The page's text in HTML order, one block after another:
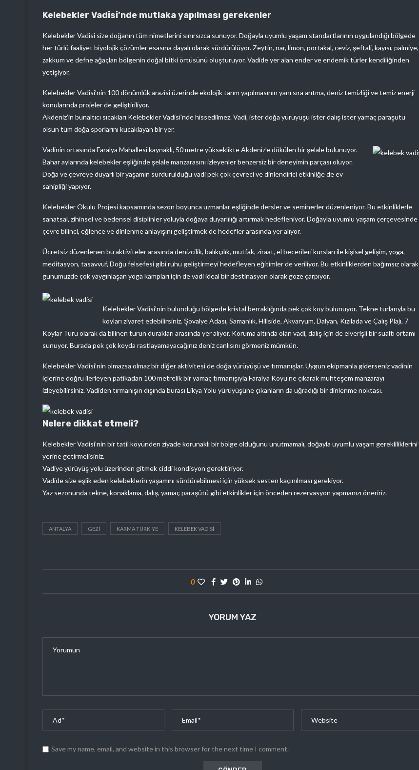
Kelebekler Vadisi’nde mutlaka yapılması gerekenler
Kelebekler Vadisi size doğanın tüm nimetlerini sınırsızca sunuyor. Doğayla uyumlu yaşam standartlarının uygulandığı bölgede
her türlü faaliyet biyolojik çözümler esasına dayalı olarak sürdürülüyor. Zeytin, nar, limon, portakal, ceviz, şeftali, kayısı, palmiye,
zakkum ve defne ağaçları bölgenin doğal bitki örtüsünü oluşturuyor. Vadide yer alan ender ve endemik türler kendiliğinden
yetişiyor.
Kelebekler Vadisi’nin 100 dönümlük arazisi üzerinde ekolojik tarım yapılmasının yanı sıra arıtma, deniz temizliği ve temiz enerji
konularında projeler de geliştiriliyor.
Akdeniz’in bunaltıcı sıcakları Kelebekler Vadisi’nde hissedilmez. Vadi, ister doğa yürüyüşü ister dalış ister yamaç paraşütü
olsun tüm doğa sporlarını kucaklayan bir yer.
Vadinin ortasında Faralya Mahallesi kaynaklı, 50 metre yükseklikte Akdeniz’e dökülen bir şelale bulunuyor.
Bahar aylarında kelebekler eşliğinde şelale manzarasını izleyenler benzersiz bir deneyimin parçası oluyor.
Doğa ve çevreye duyarlı bir yaşamın sürdürüldüğü vadi pek çok çevreci ve dinlendirici etkinliğe de ev
sahipliği yapıyor.
Kelebekler Okulu Projesi kapsamında sezon boyunca uzmanlar eşliğinde dersler ve seminerler düzenleniyor. Bu etkinliklerle
sanatsal, zihinsel ve bedensel disiplinler yoluyla doğaya duyarlılığı artırmak hedefleniyor. Doğayla uyumlu yaşam çerçevesinde
çevre bilinci, eğlence ve dinlenme anlayışını geliştirmek de hedefler arasında yer alıyor.
Ücretsiz düzenlenen bu aktiviteler arasında denizcilik, balıkçılık, mutfak, ziraat, el becerileri kursları ile kişisel gelişim, yoga,
meditasyon, tasavvuf, Doğu felsefesi gibi ruhu geliştirmeyi hedefleyen eğitimler de veriliyor. Bu etkinliklerden bağımsız olarak
günümüzde çok yaygınlaşan yoga kampları için de vadi ideal bir destinasyon olarak göze çarpıyor.
Kelebekler Vadisi’nin bulunduğu bölgede kristal berraklığında pek çok koy bulunuyor. Tekne turlarıyla bu
koyları ziyaret edebilirsiniz. Şövalye Adası, Samanlık, Hillside, Akvaryum, Dalyan, Kızılada ve Çalış Plajı, 7
Koylar Turu olarak da bilinen turun durakları arasında yer alıyor. Koruma altında olan vadi, dalış için de elverişli bir sualtı ortamı
sunuyor. Burada pek çok koyda rastlayamayacağınız deniz canlısını görmeniz mümkün.
Kelebekler Vadisi’nin olmazsa olmaz bir diğer aktivitesi de doğa yürüyüşü ve tırmanışlar. Uygun ekipmanla giderseniz vadinin
içlerine doğru ilerleyen patikadan 100 metrelik bir yamaç tırmanışıyla Faralya Köyü’ne çıkarak muhteşem manzarayı
izleyebilirsiniz. Vadiden tırmanışın dışında burası Likya Yolu yürüyüşüne çıkanların da uğradığı bir dinlenme noktası.
Nelere dikkat etmeli?
Kelebekler Vadisi’nin bir tatil köyünden ziyade korunaklı bir bölge olduğunu unutmamalı, doğayla uyumlu yaşam gerekliliklerini
yerine getirmelisiniz.
Vadiye yürüyüş yolu üzerinden gitmek ciddi kondisyon gerektiriyor.
Vadide size eşlik eden kelebeklerin yaşamını sürdürebilmesi için yüksek sesten kaçınılması gerekiyor.
Yaz sezonunda tekne, konaklama, dalış, yamaç paraşütü gibi etkinlikler için önceden rezervasyon yapmanızı öneririz.
ANTALYA GEZI KARMA TÜRKIYE KELEBEK VADISI
0
YORUM YAZ
Save my name, email, and website in this browser for the next time I comment.